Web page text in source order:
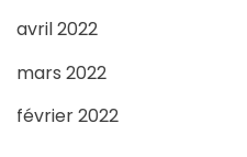
avril 2022
mars 2022
février 2022